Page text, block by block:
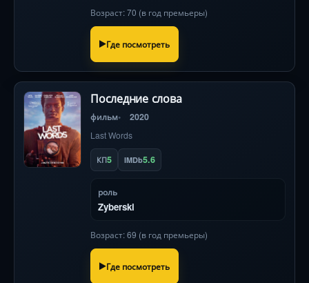
Возраст: 70 (в год премьеры)
Где посмотреть
Последние слова
фильм 2020
Last Words
КП5 IMDb5.6
роль
Zyberski
Возраст: 69 (в год премьеры)
Где посмотреть